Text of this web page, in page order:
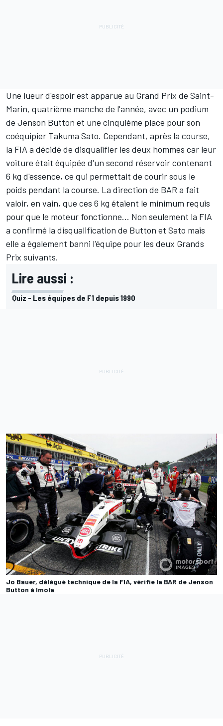
Une lueur d'espoir est apparue au Grand Prix de Saint-
Marin, quatrième manche de l'année, avec un podium
de Jenson Button et une cinquième place pour son
coéquipier Takuma Sato. Cependant, après la course,
la FIA a décidé de disqualifier les deux hommes car leur
voiture était équipée d'un second réservoir contenant
6 kg d'essence, ce qui permettait de courir sous le
poids pendant la course. La direction de BAR a fait
valoir, en vain, que ces 6 kg étaient le minimum requis
pour que le moteur fonctionne... Non seulement la FIA
a confirmé la disqualification de Button et Sato mais
elle a également banni l'équipe pour les deux Grands
Prix suivants.
Lire aussi :
Quiz - Les équipes de F1 depuis 1990
Jo Bauer, délégué technique de la FIA, vérifie la BAR de Jenson
Button à Imola